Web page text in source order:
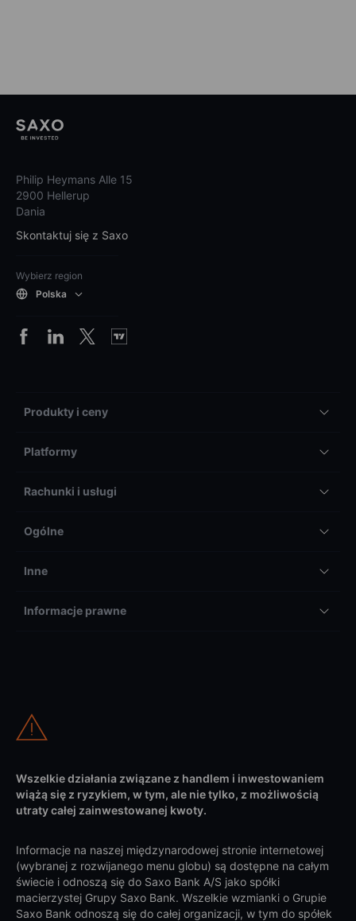
Philip Heymans Alle 15
2900 Hellerup
Dania
Skontaktuj się z Saxo
Wybierz region
Polska
Produkty i ceny
Platformy
Rachunki i usługi
Ogólne
Inne
Informacje prawne
Wszelkie działania związane z handlem i inwestowaniem
wiążą się z ryzykiem, w tym, ale nie tylko, z możliwością
utraty całej zainwestowanej kwoty.
Informacje na naszej międzynarodowej stronie internetowej
(wybranej z rozwijanego menu globu) są dostępne na całym
świecie i odnoszą się do Saxo Bank A/S jako spółki
macierzystej Grupy Saxo Bank. Wszelkie wzmianki o Grupie
Saxo Bank odnoszą się do całej organizacji, w tym do spółek